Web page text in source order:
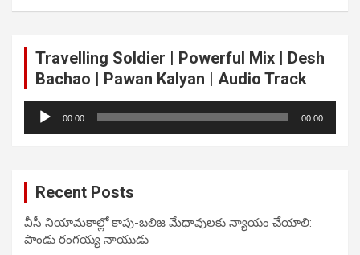
Travelling Soldier | Powerful Mix | Desh
Bachao | Pawan Kalyan | Audio Track
Audio
Player
00:00 00:00
Recent Posts
వీసీ నియామకాల్లో కాపు-బలిజ మేధావులకు న్యాయం చేయాలి:
పాండు రంగయ్య నాయుడు